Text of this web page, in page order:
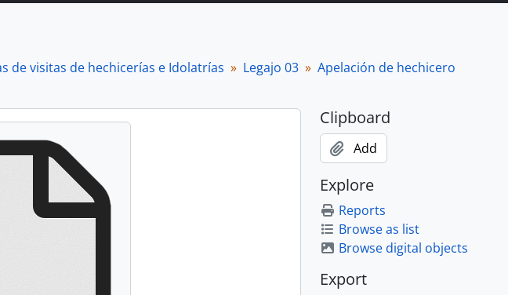
de visitas de hechicerías e Idolatrías Legajo 03
Apelación de hechicero
Clipboard
Add
Explore
Reports
Browse as list
Browse digital objects
Export